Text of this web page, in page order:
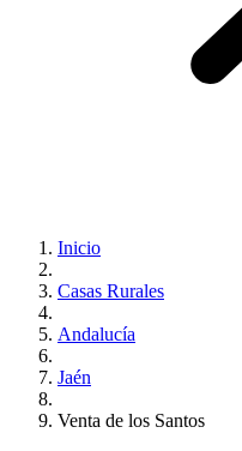
Inicio
Casas Rurales
Andalucía
Jaén
Venta de los Santos